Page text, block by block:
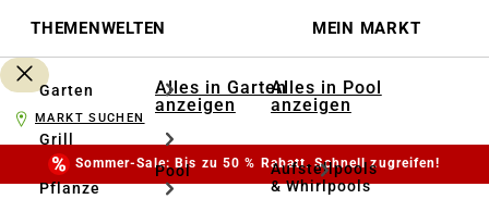
THEMENWELTEN MEIN MARKT
Garten
Grill
Pflanze
Alles in Garten
anzeigen
Pool
Alles in Pool
anzeigen
Aufstellpools
& Whirlpools
MARKT SUCHEN
Sommer-Sale: Bis zu 50 % Rabatt. Schnell zugreifen!